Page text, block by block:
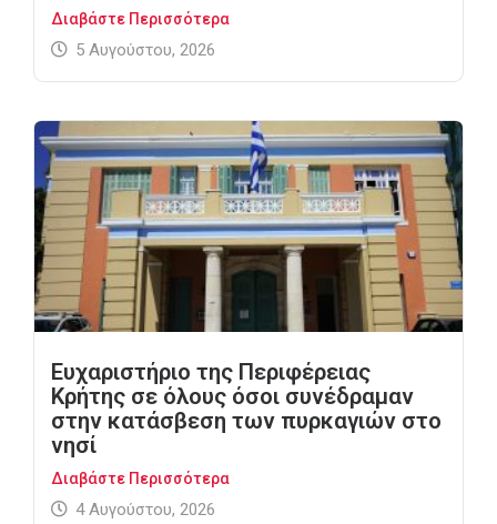
Διαβάστε Περισσότερα
5 Αυγούστου, 2026
Ευχαριστήριο της Περιφέρειας
Κρήτης σε όλους όσοι συνέδραμαν
στην κατάσβεση των πυρκαγιών στο
νησί
Διαβάστε Περισσότερα
4 Αυγούστου, 2026